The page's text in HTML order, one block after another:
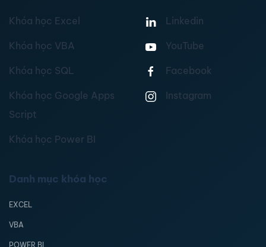
Khóa học Excel
Khóa học VBA
Khóa học SQL
Khóa học Google Apps
Script
Khóa học Power BI
Linkedin
YouTube
Facebook
Instagram
Danh mục khóa học
EXCEL
VBA
POWER BI